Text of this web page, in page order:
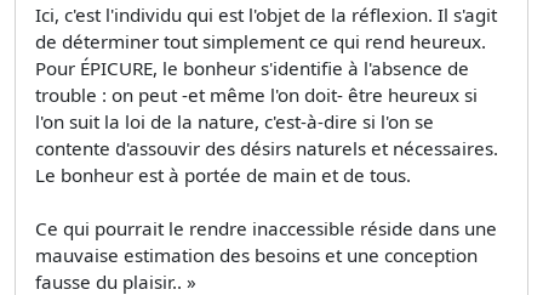
Ici, c'est l'individu qui est l'objet de la réflexion. Il s'agit
de déterminer tout simplement ce qui rend heureux.
Pour ÉPICURE, le bonheur s'identifie à l'absence de
trouble : on peut -et même l'on doit- être heureux si
l'on suit la loi de la nature, c'est-à-dire si l'on se
contente d'assouvir des désirs naturels et nécessaires.
Le bonheur est à portée de main et de tous.
Ce qui pourrait le rendre inaccessible réside dans une
mauvaise estimation des besoins et une conception
fausse du plaisir.. »